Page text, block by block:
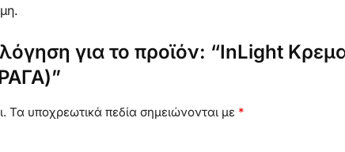
για το προϊόν: “InLight
Τα υποχρεωτικά πεδία σημειώνονται με *